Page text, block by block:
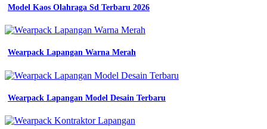
smk
wearpack
kerja
konveksi
baju
wearpack
jogja
1
konveksi
Model Kaos Olahraga Sd Terbaru 2026
Wearpack Lapangan Warna Merah
Wearpack Lapangan Model Desain Terbaru